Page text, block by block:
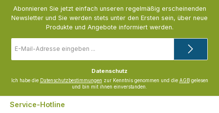
Abonnieren Sie jetzt einfach unseren regelmäßig erscheinenden
Newsletter und Sie werden stets unter den Ersten sein, über neue
Produkte und Angebote informiert werden.
Mail-
Datenschutz
Ich habe die Datenschutzbestimmungen zur Kenntnis genommen und die AGBgelesen
und bin mit ihnen einverstanden.
Service-Hotline